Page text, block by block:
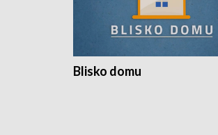
Blisko domu